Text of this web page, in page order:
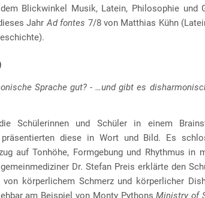
Blickwinkel Musik, Latein, Philosophie und
Jahr Ad fontes 7/8 von Matthias Kühn
Sprache gut? - …und gibt es
Schülerinnen und Schüler in einem
diese in Wort und Bild. Es
auf Tonhöhe, Formgebung und Rhythmus in
Dr. Stefan Preis erklärte den
körperlichem Schmerz und körperlicher
am Beispiel von Monty PythonsMinistry of